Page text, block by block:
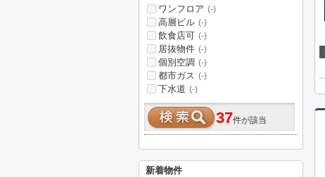
ワンフロア (-)
高層ビル (-)
飲食店可 (-)
居抜物件 (-)
個別空調 (-)
都市ガス (-)
下水道 (-)
37件が該当
新着物件